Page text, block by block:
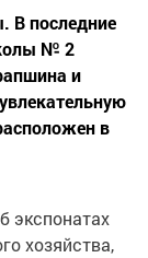
В последние
№ 2
и
в
экспонатах
хозяйства,